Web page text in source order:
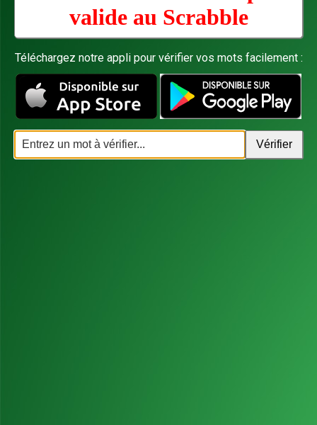
valide au Scrabble
Téléchargez notre appli pour vérifier vos mots facilement :